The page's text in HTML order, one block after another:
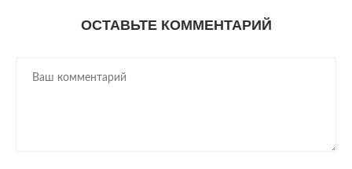
ОСТАВЬТЕ КОММЕНТАРИЙ